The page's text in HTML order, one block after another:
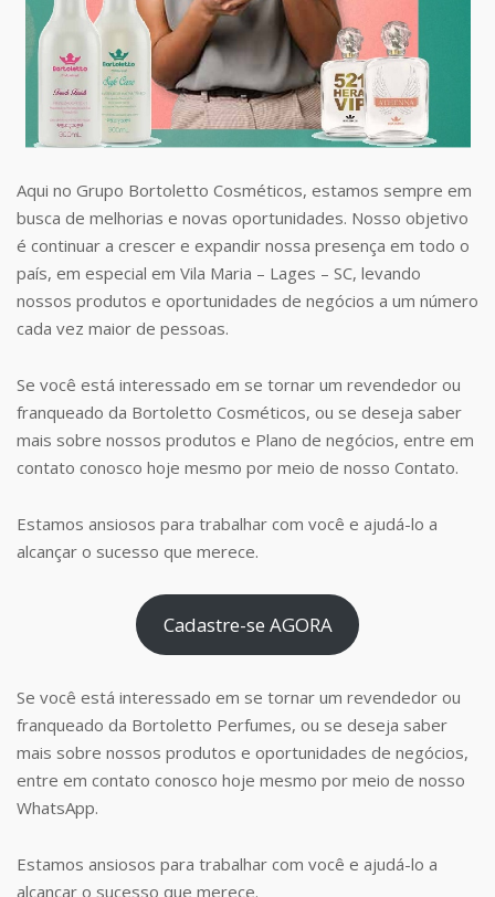
Aqui no Grupo Bortoletto Cosméticos, estamos sempre em
busca de melhorias e novas oportunidades. Nosso objetivo
é continuar a crescer e expandir nossa presença em todo o
país, em especial em Vila Maria – Lages – SC, levando
nossos produtos e oportunidades de negócios a um número
cada vez maior de pessoas.
Se você está interessado em se tornar um revendedor ou
franqueado da Bortoletto Cosméticos, ou se deseja saber
mais sobre nossos produtos e Plano de negócios, entre em
contato conosco hoje mesmo por meio de nosso Contato.
Estamos ansiosos para trabalhar com você e ajudá-lo a
alcançar o sucesso que merece.
Cadastre-se AGORA
Se você está interessado em se tornar um revendedor ou
franqueado da Bortoletto Perfumes, ou se deseja saber
mais sobre nossos produtos e oportunidades de negócios,
entre em contato conosco hoje mesmo por meio de nosso
WhatsApp.
Estamos ansiosos para trabalhar com você e ajudá-lo a
alcançar o sucesso que merece.